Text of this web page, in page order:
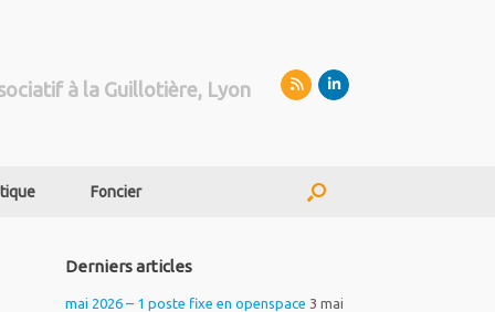
à la Guillotière, Lyon
Foncier
Derniers articles
mai 2026 – 1 poste fixe en openspace 3 mai